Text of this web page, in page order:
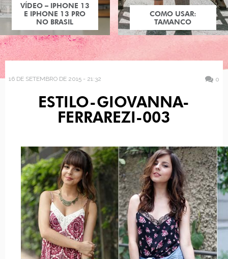
VÍDEO – IPHONE 13
E IPHONE 13 PRO
NO BRASIL
COMO USAR:
TAMANCO
16 DE SETEMBRO DE 2015 - 21:32 0
ESTILO-GIOVANNA-
FERRAREZI-003